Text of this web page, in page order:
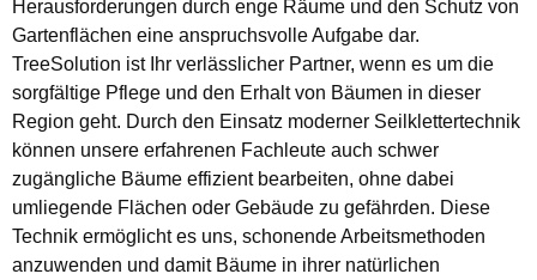
Herausforderungen durch enge Räume und den Schutz von
Gartenflächen eine anspruchsvolle Aufgabe dar.
TreeSolution ist Ihr verlässlicher Partner, wenn es um die
sorgfältige Pflege und den Erhalt von Bäumen in dieser
Region geht. Durch den Einsatz moderner Seilklettertechnik
können unsere erfahrenen Fachleute auch schwer
zugängliche Bäume effizient bearbeiten, ohne dabei
umliegende Flächen oder Gebäude zu gefährden. Diese
Technik ermöglicht es uns, schonende Arbeitsmethoden
anzuwenden und damit Bäume in ihrer natürlichen